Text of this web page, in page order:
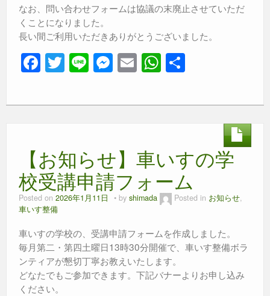
なお、問い合わせフォームは協議の末廃止させていただ
くことになりました。
長い間ご利用いただきありがとうございました。
F
a
c
o
o
k
T
wi
tt
Li
n
e
M
e
ss
g
er
E
m
ail
W
h
at
p
p
【お知らせ】車いすの学
校受講申請フォーム
Posted on 2026年1月11日 by shimada Posted in お知らせ,
車いす整備
車いすの学校の、受講申請フォームを作成しました。
毎月第二・第四土曜日13時30分開催で、車いす整備ボラ
ンティアが懇切丁寧お教えいたします。
どなたでもご参加できます。下記バナーよりお申し込み
ください。